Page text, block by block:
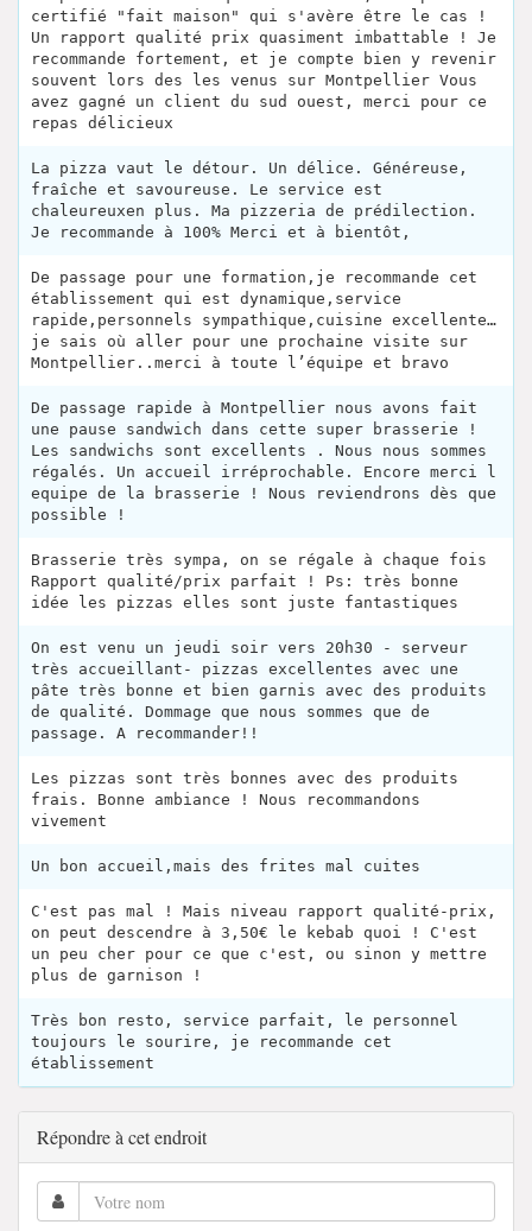
certifié "fait maison" qui s'avère être le cas !
Un rapport qualité prix quasiment imbattable ! Je
recommande fortement, et je compte bien y revenir
souvent lors des les venus sur Montpellier Vous
avez gagné un client du sud ouest, merci pour ce
repas délicieux
La pizza vaut le détour. Un délice. Généreuse,
fraîche et savoureuse. Le service est
chaleureuxen plus. Ma pizzeria de prédilection.
Je recommande à 100% Merci et à bientôt,
De passage pour une formation,je recommande cet
établissement qui est dynamique,service
rapide,personnels sympathique,cuisine excellente…
je sais où aller pour une prochaine visite sur
Montpellier..merci à toute l’équipe et bravo
De passage rapide à Montpellier nous avons fait
une pause sandwich dans cette super brasserie !
Les sandwichs sont excellents . Nous nous sommes
régalés. Un accueil irréprochable. Encore merci l
equipe de la brasserie ! Nous reviendrons dès que
possible !
Brasserie très sympa, on se régale à chaque fois
Rapport qualité/prix parfait ! Ps: très bonne
idée les pizzas elles sont juste fantastiques
On est venu un jeudi soir vers 20h30 - serveur
très accueillant- pizzas excellentes avec une
pâte très bonne et bien garnis avec des produits
de qualité. Dommage que nous sommes que de
passage. A recommander!!
Les pizzas sont très bonnes avec des produits
frais. Bonne ambiance ! Nous recommandons
vivement
Un bon accueil,mais des frites mal cuites
C'est pas mal ! Mais niveau rapport qualité-prix,
on peut descendre à 3,50€ le kebab quoi ! C'est
un peu cher pour ce que c'est, ou sinon y mettre
plus de garnison !
Très bon resto, service parfait, le personnel
toujours le sourire, je recommande cet
établissement
Répondre à cet endroit